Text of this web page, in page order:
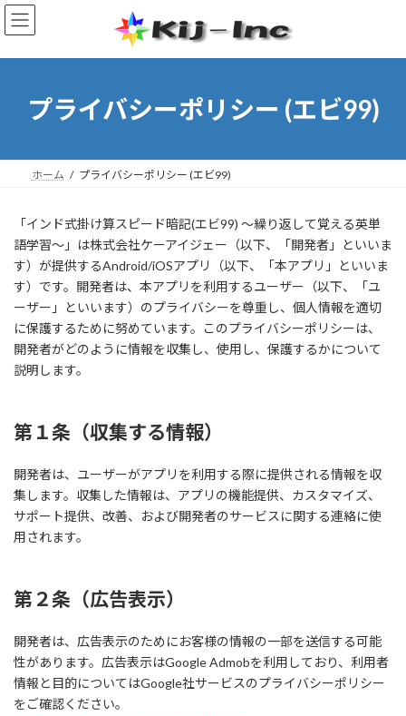
コ
ン
ン
ナ
ビ
ー
プライバシーポリシー (エビ99)
ホーム プライバシーポリシー (エビ99)
「インド式掛け算スピード暗記(エビ99) ～繰り返して覚える英単
語学習～」は株式会社ケーアイジェー（以下、「開発者」といいま
す）が提供するAndroid/iOSアプリ（以下、「本アプリ」といいま
す）です。開発者は、本アプリを利用するユーザー（以下、「ユ
ーザー」といいます）のプライバシーを尊重し、個人情報を適切
に保護するために努めています。このプライバシーポリシーは、
開発者がどのように情報を収集し、使用し、保護するかについて
説明します。
第１条（収集する情報）
開発者は、ユーザーがアプリを利用する際に提供される情報を収
集します。収集した情報は、アプリの機能提供、カスタマイズ、
サポート提供、改善、および開発者のサービスに関する連絡に使
用されます。
第２条（広告表示）
開発者は、広告表示のためにお客様の情報の一部を送信する可能
性があります。広告表示はGoogle Admobを利用しており、利用者
情報と目的についてはGoogle社サービスのプライバシーポリシー
をご確認ください。